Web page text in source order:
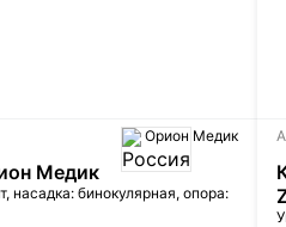
Орион Медик
Медик
насадка: бинокулярная, опора: